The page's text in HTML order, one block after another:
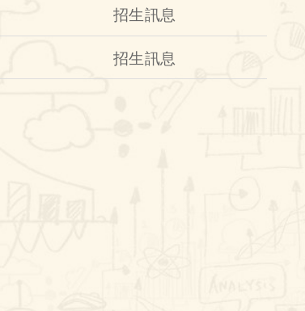
招生訊息
招生訊息